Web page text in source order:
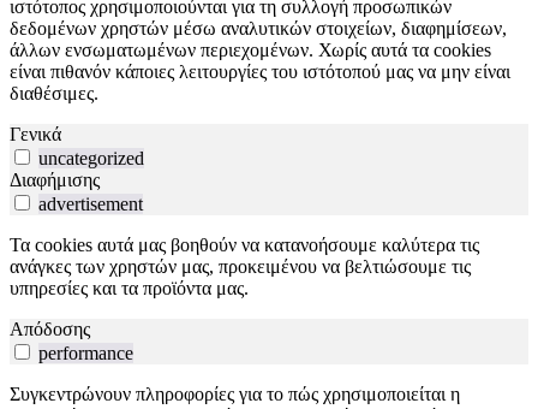
ιστότοπος χρησιμοποιούνται για τη συλλογή προσωπικών
δεδομένων χρηστών μέσω αναλυτικών στοιχείων, διαφημίσεων,
άλλων ενσωματωμένων περιεχομένων. Χωρίς αυτά τα cookies
είναι πιθανόν κάποιες λειτουργίες του ιστότοπού μας να μην είναι
διαθέσιμες.
Γενικά
uncategorized
Διαφήμισης
advertisement
Τα cookies αυτά μας βοηθούν να κατανοήσουμε καλύτερα τις
ανάγκες των χρηστών μας, προκειμένου να βελτιώσουμε τις
υπηρεσίες και τα προϊόντα μας.
Απόδοσης
performance
Συγκεντρώνουν πληροφορίες για το πώς χρησιμοποιείται η